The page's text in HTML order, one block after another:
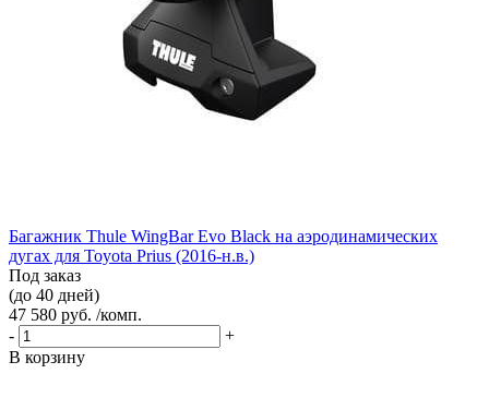
Багажник Thule WingBar Evo Black на аэродинамических
дугах для Toyota Prius (2016-н.в.)
Под заказ
(до 40 дней)
47 580 руб. /комп.
-
+
В корзину